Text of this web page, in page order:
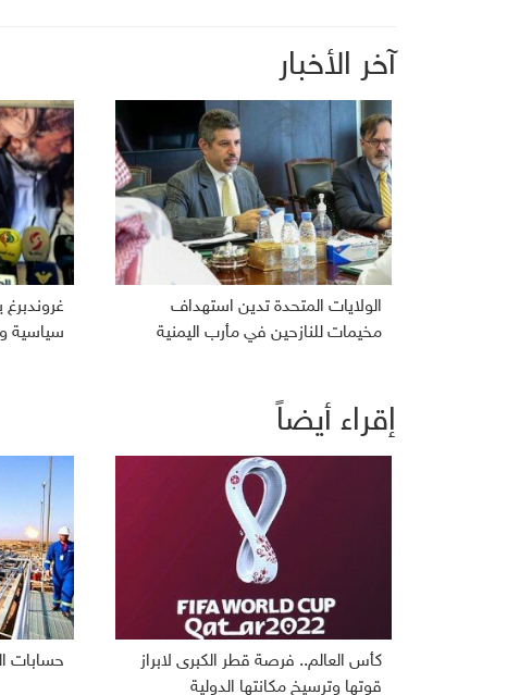
آخر الأخبار
الولايات المتحدة تدين استهداف
مخيمات للنازحين في مأرب اليمنية
سياسية
إقراء أيضاً
كأس العالم.. فرصة قطر الكبرى لابراز
قوتها وترسيخ مكانتها الدولية
حسابات